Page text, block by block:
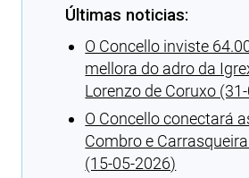
Últimas noticias:
O Concello inviste
mellora do adro da
Lorenzo de Coruxo
O Concello conectará
Combro e
(15-05-2026)